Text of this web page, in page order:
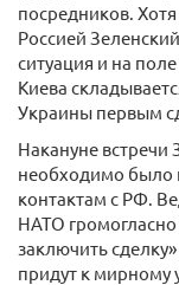
посредников.
Россией
ситуация и на
Киева
Украины первым
Накануне
необходимо было
контактам с РФ.
НАТО громогласно
заключить
придут к мирному